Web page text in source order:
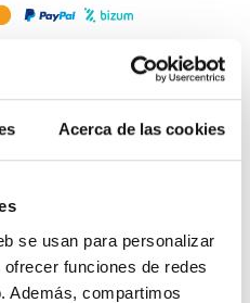
Acerca de las cookies
se usan para personalizar
funciones de redes
Además, compartimos
seguro
24/72h
TIENDA FÍSICA